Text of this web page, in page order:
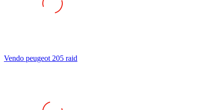
Vendo peugeot 205 raid